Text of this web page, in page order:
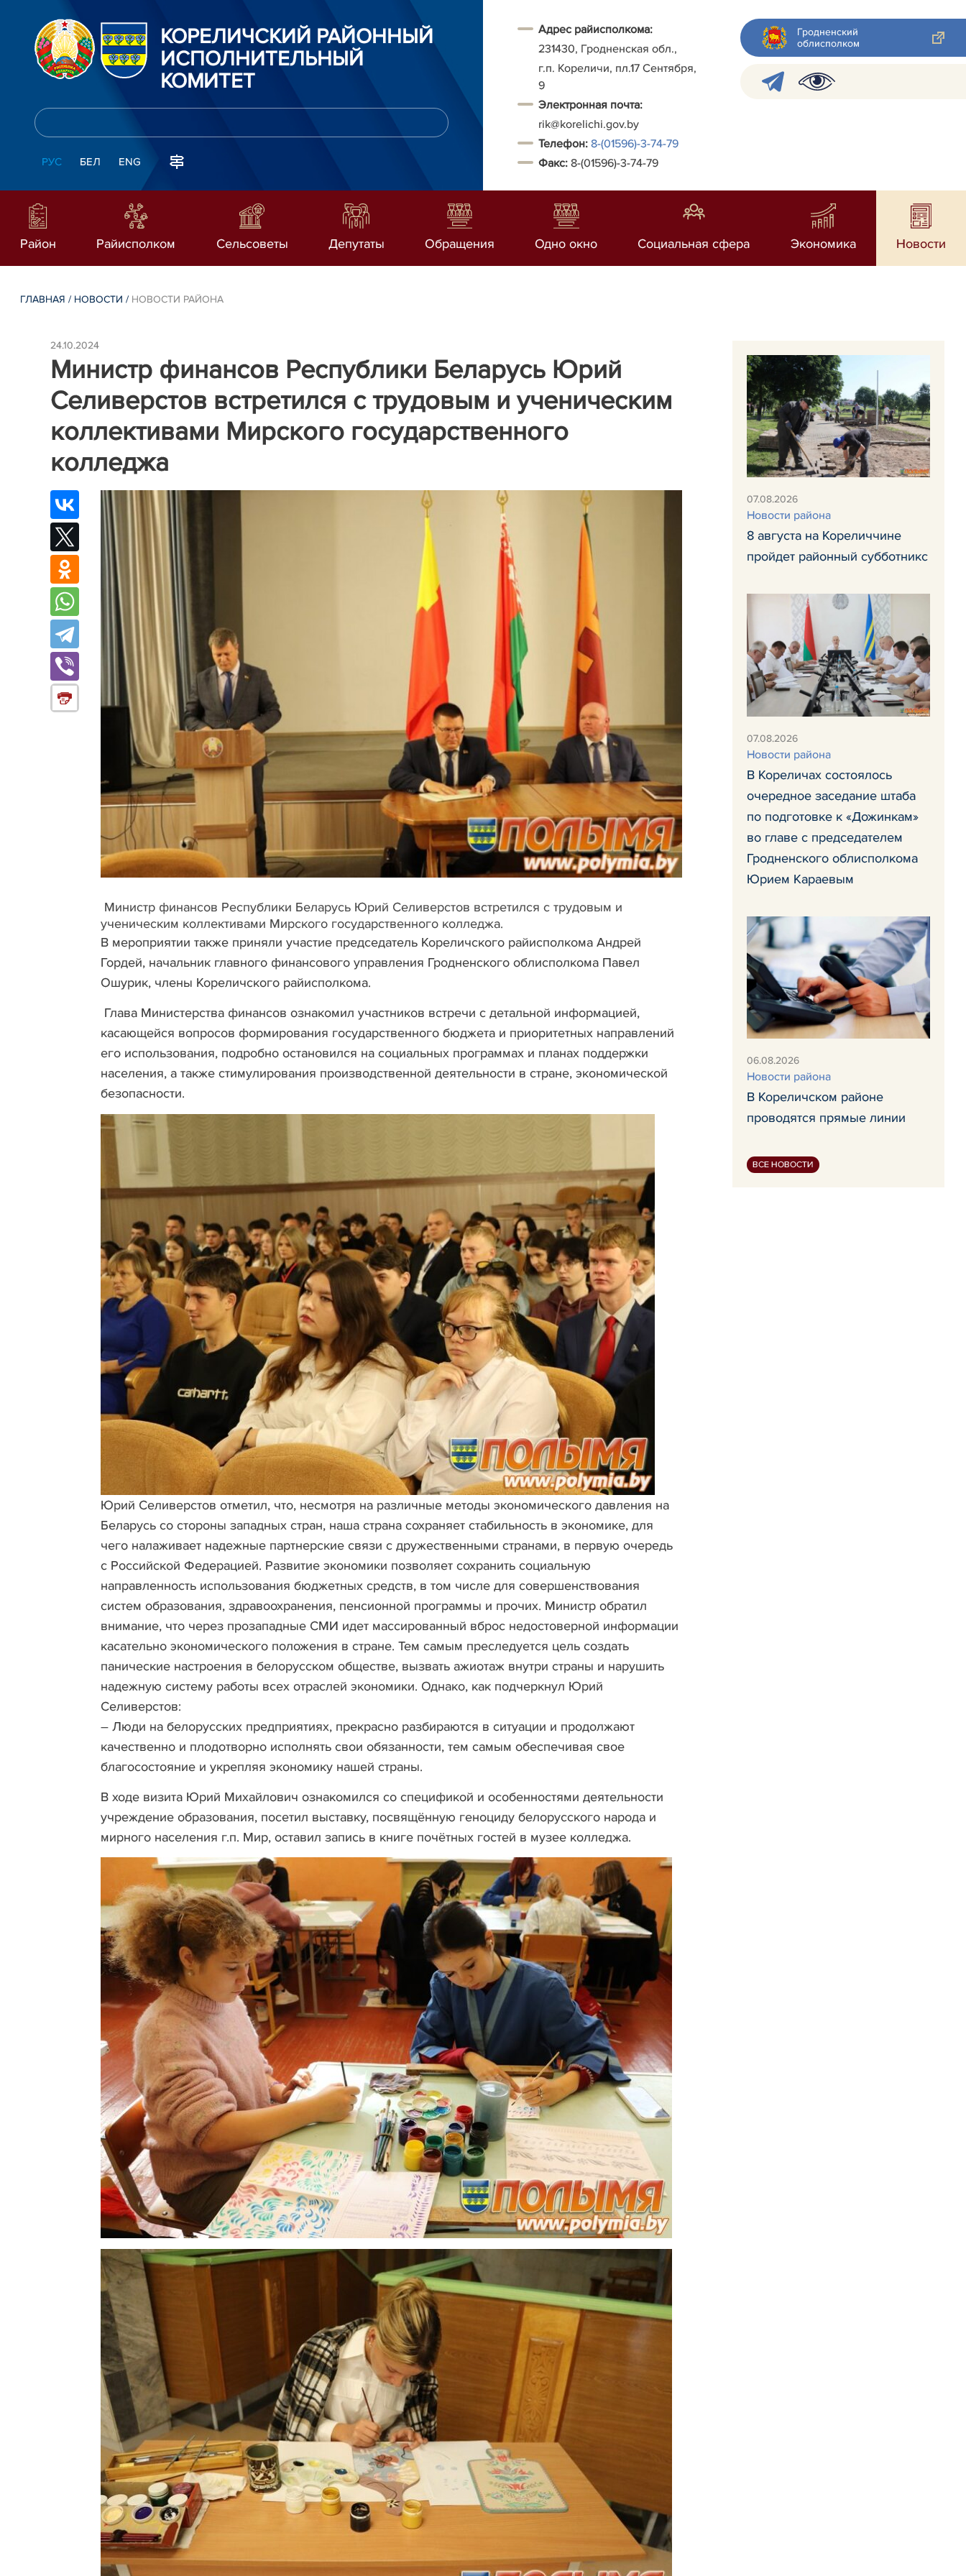
КОРЕЛИЧСКИЙ РАЙОННЫЙ
ИСПОЛНИТЕЛЬНЫЙ
КОМИТЕТ
РУС БЕЛ ENG
Адрес райисполкома:
231430, Гродненская обл.,
г.п. Кореличи, пл.17 Сентября,
9
Электронная почта:
rik@korelichi.gov.by
Телефон: 8-(01596)-3-74-79
Факс: 8-(01596)-3-74-79
Гродненский
облисполком
Район Райисполком Сельсоветы Депутаты Обращения Одно окно Социальная сфера Экономика Новости
ГЛАВНАЯ / НОВОСТИ / НОВОСТИ РАЙОНА
24.10.2024
Министр финансов Республики Беларусь Юрий
Селиверстов встретился с трудовым и ученическим
коллективами Мирского государственного
колледжа
Министр финансов Республики Беларусь Юрий Селиверстов встретился с трудовым и
ученическим коллективами Мирского государственного колледжа.
В мероприятии также приняли участие председатель Кореличского райисполкома Андрей
Гордей, начальник главного финансового управления Гродненского облисполкома Павел
Ошурик, члены Кореличского райисполкома.
Глава Министерства финансов ознакомил участников встречи с детальной информацией,
касающейся вопросов формирования государственного бюджета и приоритетных направлений
его использования, подробно остановился на социальных программах и планах поддержки
населения, а также стимулирования производственной деятельности в стране, экономической
безопасности.
Юрий Селиверстов отметил, что, несмотря на различные методы экономического давления на
Беларусь со стороны западных стран, наша страна сохраняет стабильность в экономике, для
чего налаживает надежные партнерские связи с дружественными странами, в первую очередь
с Российской Федерацией. Развитие экономики позволяет сохранить социальную
направленность использования бюджетных средств, в том числе для совершенствования
систем образования, здравоохранения, пенсионной программы и прочих. Министр обратил
внимание, что через прозападные СМИ идет массированный вброс недостоверной информации
касательно экономического положения в стране. Тем самым преследуется цель создать
панические настроения в белорусском обществе, вызвать ажиотаж внутри страны и нарушить
надежную систему работы всех отраслей экономики. Однако, как подчеркнул Юрий
Селиверстов:
– Люди на белорусских предприятиях, прекрасно разбираются в ситуации и продолжают
качественно и плодотворно исполнять свои обязанности, тем самым обеспечивая свое
благосостояние и укрепляя экономику нашей страны.
В ходе визита Юрий Михайлович ознакомился со спецификой и особенностями деятельности
учреждение образования, посетил выставку, посвящённую геноциду белорусского народа и
мирного населения г.п. Мир, оставил запись в книге почётных гостей в музее колледжа.
07.08.2026
Новости района
8 августа на Кореличчине
пройдет районный субботникс
07.08.2026
Новости района
В Кореличах состоялось
очередное заседание штаба
по подготовке к «Дожинкам»
во главе с председателем
Гродненского облисполкома
Юрием Караевым
06.08.2026
Новости района
В Кореличском районе
проводятся прямые линии
ВСЕ НОВОСТИ